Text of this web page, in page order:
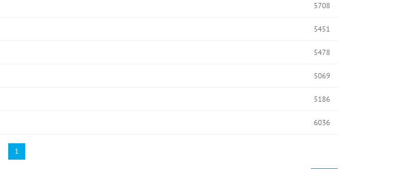
5708
5451
5478
5069
5186
6036
1